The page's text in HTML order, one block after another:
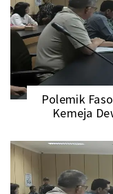
Polemik
Kemeja